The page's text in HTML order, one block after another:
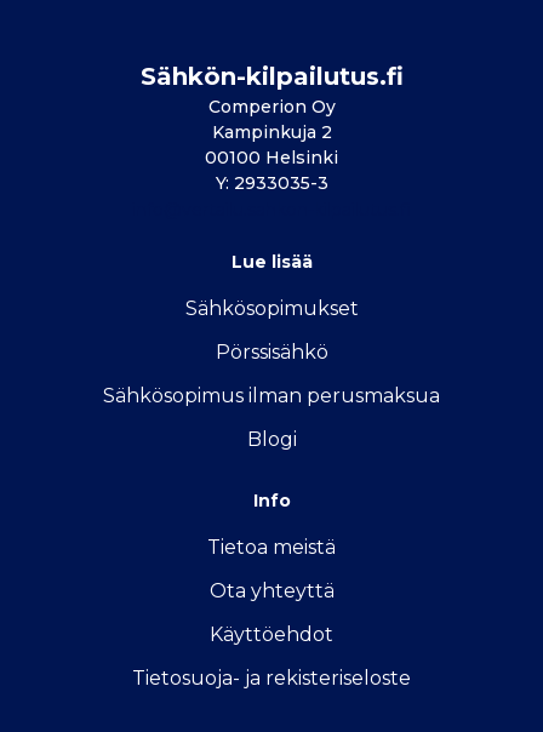
Sähkön-kilpailutus.fi
Comperion Oy
Kampinkuja 2
00100 Helsinki
Y: 2933035-3
Lue lisää
Sähkösopimukset
Pörssisähkö
Sähkösopimus ilman perusmaksua
Blogi
Info
Tietoa meistä
Ota yhteyttä
Käyttöehdot
Tietosuoja- ja rekisteriseloste